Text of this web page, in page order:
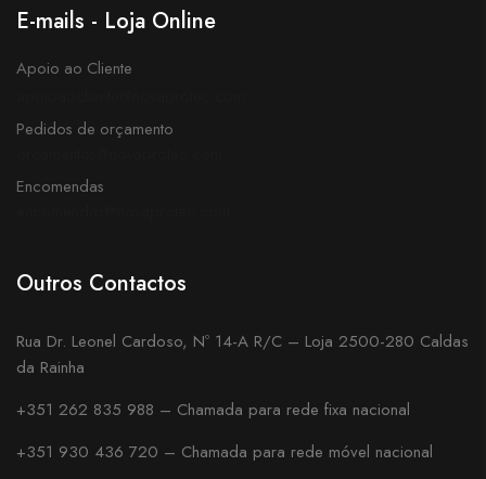
E-mails - Loja Online
Apoio ao Cliente
Pedidos de orçamento
Encomendas
Outros Contactos
Rua Dr. Leonel Cardoso, Nº 14-A R/C – Loja 2500-280 Caldas
da Rainha
+351 262 835 988 – Chamada para rede fixa nacional
+351 930 436 720 – Chamada para rede móvel nacional